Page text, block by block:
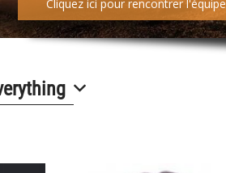
Cliquez ici pour rencontrer l'équipe